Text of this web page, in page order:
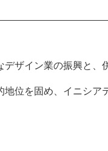
ザイン業の振興と、
位を固め、イニシア